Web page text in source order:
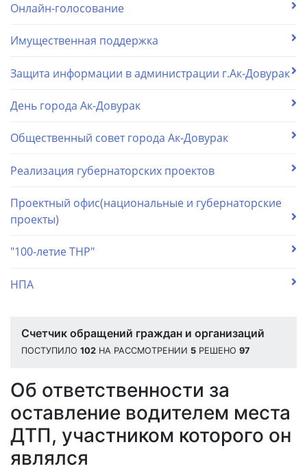
Онлайн-голосование
Имущественная поддержка
Защита информации в администрации г.Ак-Довурак
День города Ак-Довурак
Общественный совет города Ак-Довурак
Реализация губернаторских проектов
Проектный офис(национальные и губернаторские
проекты)
"100-летие ТНР"
НПА
Счетчик обращений граждан и организаций
ПОСТУПИЛО 102 НА РАССМОТРЕНИИ 5 РЕШЕНО 97
Об ответственности за
оставление водителем места
ДТП, участником которого он
являлся